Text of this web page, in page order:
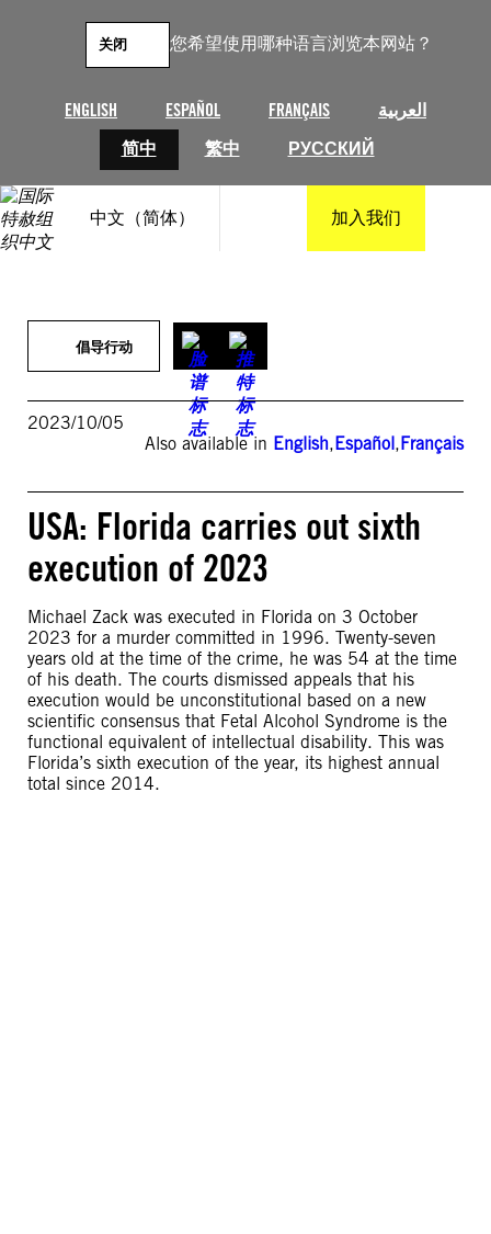
您希望使用哪种语言浏览本网站？
ENGLISH ESPAÑOL FRANÇAIS
العربية
简中
繁中 РУССКИЙ
关闭
中文（简体） 加入我们
倡导行动
2023/10/05
Also available in English,Español,Français
USA: Florida carries out sixth
execution of 2023
Michael Zack was executed in Florida on 3 October
2023 for a murder committed in 1996. Twenty-seven
years old at the time of the crime, he was 54 at the time
of his death. The courts dismissed appeals that his
execution would be unconstitutional based on a new
scientific consensus that Fetal Alcohol Syndrome is the
functional equivalent of intellectual disability. This was
Florida’s sixth execution of the year, its highest annual
total since 2014.